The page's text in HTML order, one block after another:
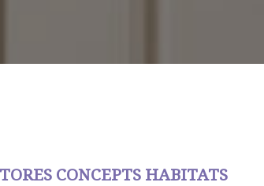
CONCEPTS HABITATS